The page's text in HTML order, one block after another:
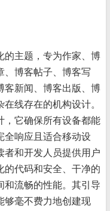
的主题，专为作家、博
、博客帖子、博客写
客新闻、博客出版、博
线存在的机构设计。
，它确保所有设备都能
全响应且适合移动设
者和开发人员提供用户
的代码和安全、干净的
和流畅的性能。其引导
够毫不费力地创建现